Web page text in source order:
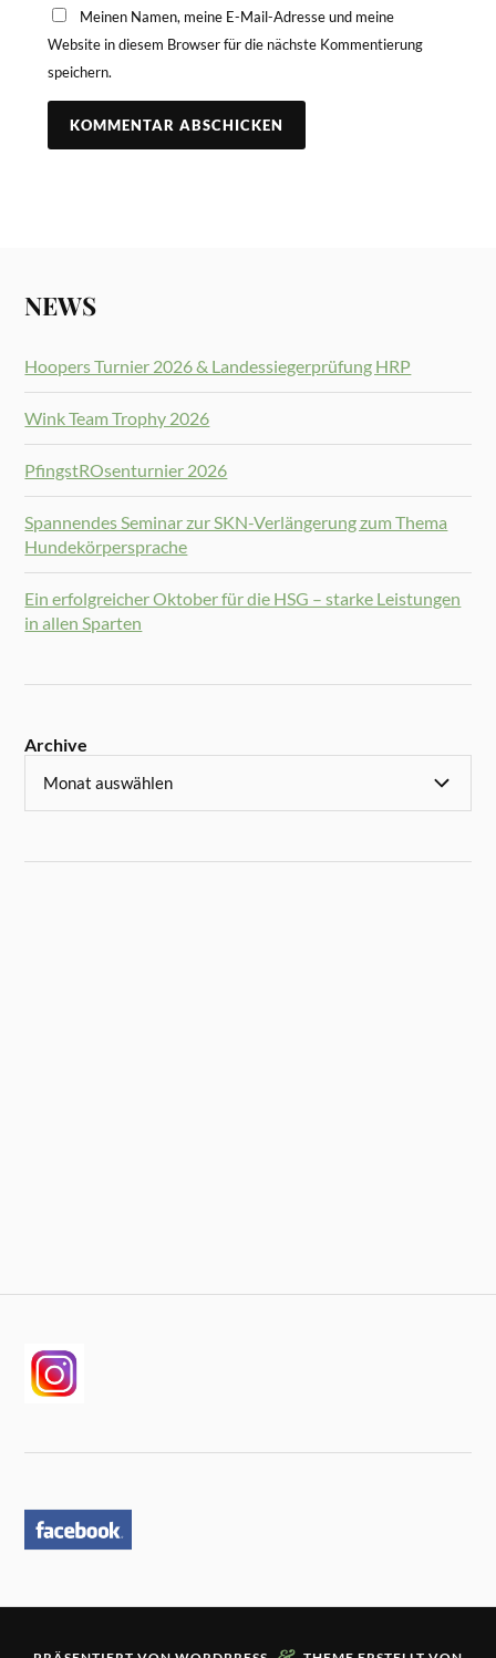
Meinen Namen, meine E-Mail-Adresse und meine
Website in diesem Browser für die nächste Kommentierung
speichern.
NEWS
Hoopers Turnier 2026 & Landessiegerprüfung HRP
Wink Team Trophy 2026
PfingstROsenturnier 2026
Spannendes Seminar zur SKN-Verlängerung zum Thema
Hundekörpersprache
Ein erfolgreicher Oktober für die HSG – starke Leistungen
in allen Sparten
Archive